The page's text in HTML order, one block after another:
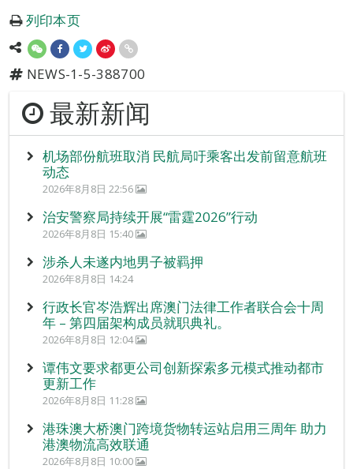
列印本页
NEWS-1-5-388700
最新新闻
机场部份航班取消 民航局吁乘客出发前留意航班
动态
2026年8月8日 22:56
治安警察局持续开展“雷霆2026”行动
2026年8月8日 15:40
涉杀人未遂内地男子被羁押
2026年8月8日 14:24
行政长官岑浩辉出席澳门法律工作者联合会十周
年 – 第四届架构成员就职典礼。
2026年8月8日 12:04
谭伟文要求都更公司创新探索多元模式推动都市
更新工作
2026年8月8日 11:28
港珠澳大桥澳门跨境货物转运站启用三周年 助力
港澳物流高效联通
2026年8月8日 10:00